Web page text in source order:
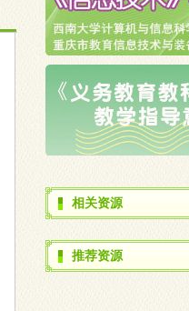
相关资源
推荐资源